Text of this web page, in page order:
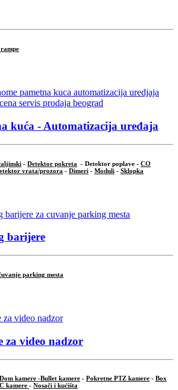
kuća - Automatizacija uređaja
- Detektor pokreta - Detektor poplave - CO
vrata/prozora - Dimeri - Moduli - Sklopka
barijere
parking mesta
za video nadzor
Dom kamere -Bullet kamere - Pokretne PTZ kamere - Box
kamere - Nosači i kućišta